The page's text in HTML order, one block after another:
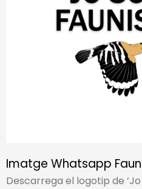
Imatge Whatsapp
Descarrega el logotip de